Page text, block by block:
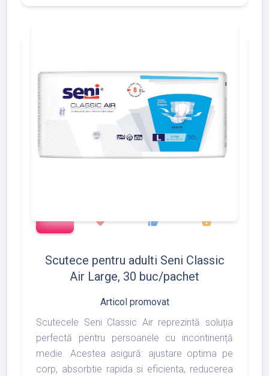
favorite thumb_up shopping_basket
Scutece pentru adulti Seni Classic
Air Large, 30 buc/pachet
Articol promovat
Scutecele Seni Classic Air reprezintă soluția
perfectă pentru persoanele cu incontinență
medie. Acestea asigură: ajustare optima pe
corp, absorbtie rapida si eficienta, reducerea